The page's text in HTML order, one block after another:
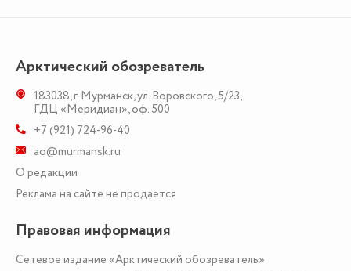
Арктический обозреватель
183038,г. Мурманск,ул. Воровского, 5/23,
ГДЦ «Меридиан», оф. 500
+7 (921) 724-96-40
ao@murmansk.ru
О редакции
Реклама на сайте не продаётся
Правовая информация
Сетевое издание «Арктический обозреватель»